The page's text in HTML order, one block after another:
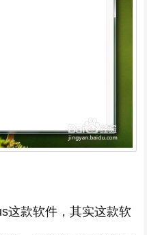
款软件，其实这款软